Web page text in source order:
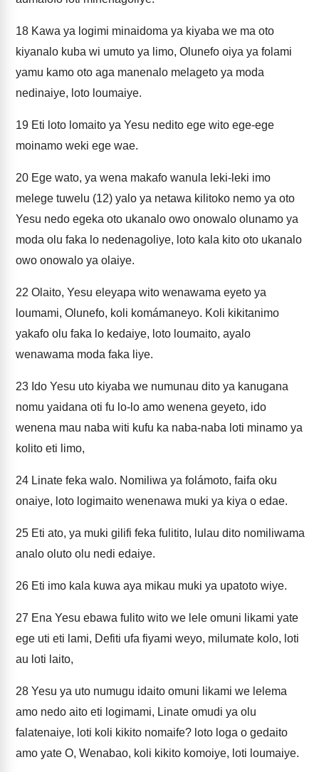
18 Kawa ya logimi minaidoma ya kiyaba we ma oto
kiyanalo kuba wi umuto ya limo, Olunefo oiya ya folami
yamu kamo oto aga manenalo melageto ya moda
nedinaiye, loto loumaiye.
19 Eti loto lomaito ya Yesu nedito ege wito ege-ege
moinamo weki ege wae.
20 Ege wato, ya wena makafo wanula leki-leki imo
melege tuwelu (12) yalo ya netawa kilitoko nemo ya oto
Yesu nedo egeka oto ukanalo owo onowalo olunamo ya
moda olu faka lo nedenagoliye, loto kala kito oto ukanalo
owo onowalo ya olaiye.
22 Olaito, Yesu eleyapa wito wenawama eyeto ya
loumami, Olunefo, koli komámaneyo. Koli kikitanimo
yakafo olu faka lo kedaiye, loto loumaito, ayalo
wenawama moda faka liye.
23 Ido Yesu uto kiyaba we numunau dito ya kanugana
nomu yaidana oti fu lo-lo amo wenena geyeto, ido
wenena mau naba witi kufu ka naba-naba loti minamo ya
kolito eti limo,
24 Linate feka walo. Nomiliwa ya folámoto, faifa oku
onaiye, loto logimaito wenenawa muki ya kiya o edae.
25 Eti ato, ya muki gilifi feka fulitito, lulau dito nomiliwama
analo oluto olu nedi edaiye.
26 Eti imo kala kuwa aya mikau muki ya upatoto wiye.
27 Ena Yesu ebawa fulito wito we lele omuni likami yate
ege uti eti lami, Defiti ufa fiyami weyo, milumate kolo, loti
au loti laito,
28 Yesu ya uto numugu idaito omuni likami we lelema
amo nedo aito eti logimami, Linate omudi ya olu
falatenaiye, loti koli kikito nomaife? loto loga o gedaito
amo yate O, Wenabao, koli kikito komoiye, loti loumaiye.